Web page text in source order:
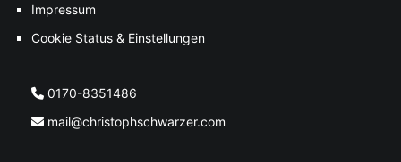
Impressum
Cookie Status & Einstellungen
0170-8351486
mail@christophschwarzer.com